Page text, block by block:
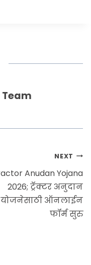
NEXT
Anudan Yojana
2026; ट्रॅक्टर अनुदान
योजनेसाठी ऑनलाईन
फॉर्म सुरु